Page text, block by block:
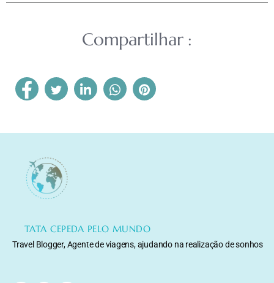
Compartilhar :
TATA CEPEDA PELO MUNDO
Travel Blogger, Agente de viagens, ajudando na realização de sonhos